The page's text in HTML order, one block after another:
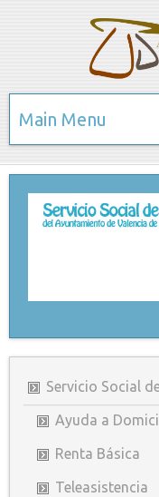
Main Menu
Servicio Social
Ayuda a
Renta Básica
Teleasistencia